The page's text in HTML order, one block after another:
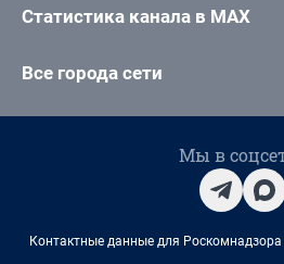
Статистика канала в MAX
Все города сети
Мы в
Контактные данные для Роскомнадзора